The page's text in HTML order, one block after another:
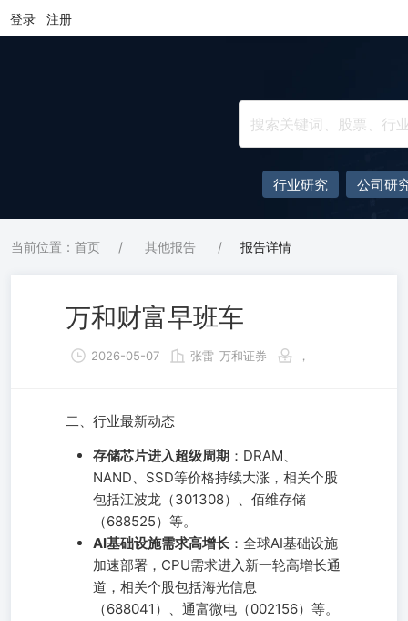
登录 注册
行业研究 公司研
当前位置：首页 / 其他报告 / 报告详情
万和财富早班车
2026-05-07 张雷 万和证券 ，
二、行业最新动态
存储芯片进入超级周期 ：DRAM、
NAND、SSD等价格持续大涨，相关个股
包括江波龙（301308）、佰维存储
（688525）等。
AI基础设施需求高增长 ：全球AI基础设施
加速部署，CPU需求进入新一轮高增长通
道，相关个股包括海光信息
（688041）、通富微电（002156）等。